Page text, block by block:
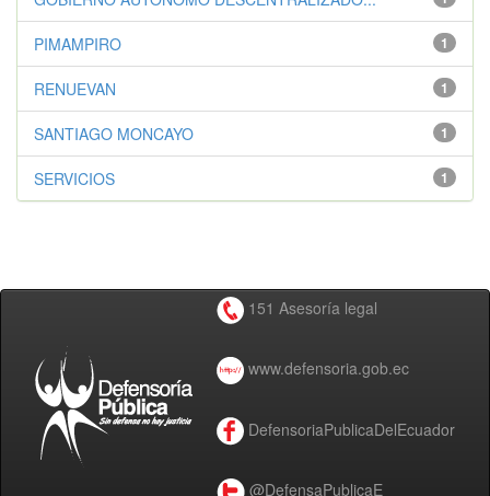
1
PIMAMPIRO
1
RENUEVAN
1
SANTIAGO MONCAYO
1
SERVICIOS
151 Asesoría legal
www.defensoria.gob.ec
DefensoriaPublicaDelEcuador
@DefensaPublicaE